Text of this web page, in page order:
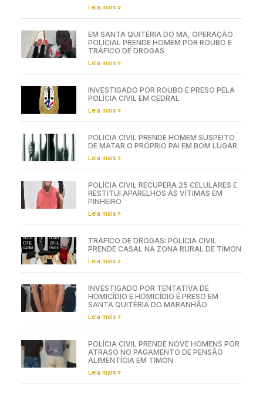
Leia mais »
EM SANTA QUITÉRIA DO MA, OPERAÇÃO
POLICIAL PRENDE HOMEM POR ROUBO E
TRÁFICO DE DROGAS
Leia mais »
INVESTIGADO POR ROUBO É PRESO PELA
POLÍCIA CIVIL EM CEDRAL
Leia mais »
POLÍCIA CIVIL PRENDE HOMEM SUSPEITO
DE MATAR O PRÓPRIO PAI EM BOM LUGAR
Leia mais »
POLÍCIA CIVIL RECUPERA 25 CELULARES E
RESTITUI APARELHOS ÀS VÍTIMAS EM
PINHEIRO
Leia mais »
TRÁFICO DE DROGAS: POLÍCIA CIVIL
PRENDE CASAL NA ZONA RURAL DE TIMON
Leia mais »
INVESTIGADO POR TENTATIVA DE
HOMICÍDIO E HOMICÍDIO É PRESO EM
SANTA QUITÉRIA DO MARANHÃO
Leia mais »
POLÍCIA CIVIL PRENDE NOVE HOMENS POR
ATRASO NO PAGAMENTO DE PENSÃO
ALIMENTÍCIA EM TIMON
Leia mais »